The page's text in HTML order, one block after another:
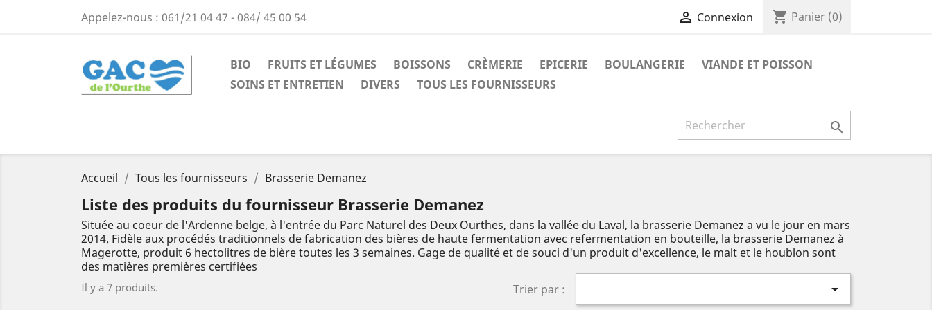
Appelez-nous : 061/21 04 47 - 084/ 45 00 54  Connexion shopping_cart Panier (0)
BIO FRUITS ET LÉGUMES BOISSONS CRÈMERIE EPICERIE BOULANGERIE
VIANDE ET POISSON
SOINS ET ENTRETIEN
DIVERS TOUS LES FOURNISSEURS

Accueil Tous les fournisseurs Brasserie Demanez
Liste des produits du fournisseur Brasserie Demanez
Située au coeur de l'Ardenne belge, à l'entrée du Parc Naturel des Deux Ourthes, dans la vallée du Laval, la brasserie Demanez a vu le jour en mars
2014. Fidèle aux procédés traditionnels de fabrication des bières de haute fermentation avec refermentation en bouteille, la brasserie Demanez à
Magerotte, produit 6 hectolitres de bière toutes les 3 semaines. Gage de qualité et de souci d'un produit d'excellence, le malt et le houblon sont
des matières premières certifiées
Il y a 7 produits. Trier par : 